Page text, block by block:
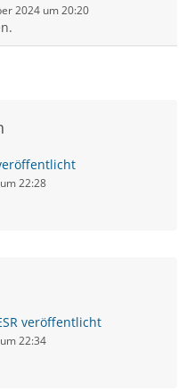
2024 um 20:20
22:28
veröffentlicht
22:34